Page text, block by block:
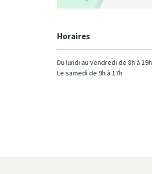
Horaires
Du lundi au vendredi de 8h à 19h
Le samedi de 9h à 17h